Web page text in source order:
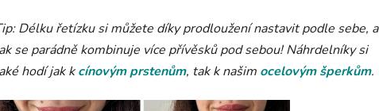
Délku řetízku si můžete díky prodloužení nastavit podle sebe, a
se parádně kombinuje více přívěsků pod sebou! Náhrdelníky si
hodí jak kcínovým prstenům, tak k našim ocelovým šperkům.